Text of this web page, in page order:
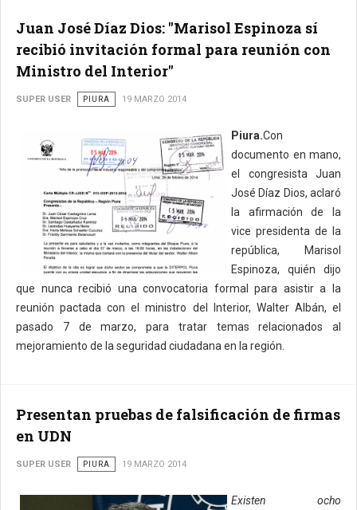
Juan José Díaz Dios: "Marisol Espinoza sí
recibió invitación formal para reunión con
Ministro del Interior"
SUPER USER PIURA 19 MARZO 2014
Piura.Con
documento en mano,
el congresista Juan
José Díaz Dios, aclaró
la afirmación de la
vice presidenta de la
república, Marisol
Espinoza, quién dijo
que nunca recibió una convocatoria formal para asistir a la
reunión pactada con el ministro del Interior, Walter Albán, el
pasado 7 de marzo, para tratar temas relacionados al
mejoramiento de la seguridad ciudadana en la región.
Presentan pruebas de falsificación de firmas
en UDN
SUPER USER PIURA 19 MARZO 2014
Existen ocho